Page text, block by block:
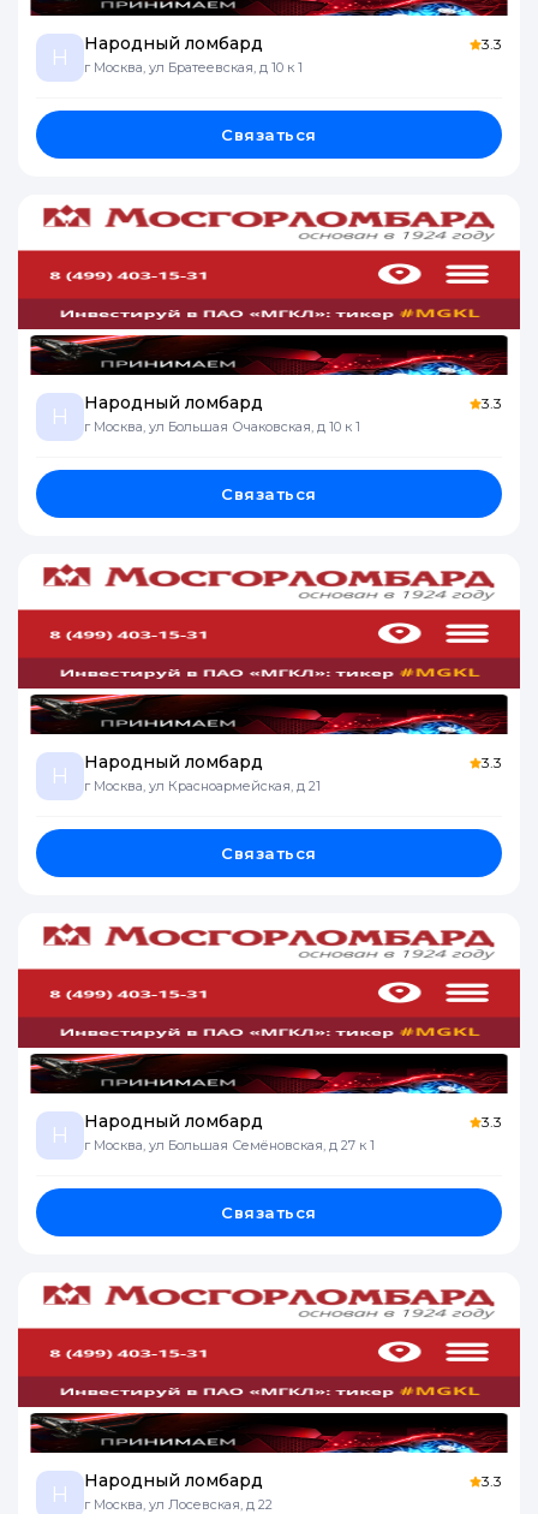
Н
Народный ломбард
г Москва, ул Братеевская, д 10 к 1
3.3
Связаться
Н
Народный ломбард
г Москва, ул Большая Очаковская, д 10 к 1
3.3
Связаться
Н
Народный ломбард
г Москва, ул Красноармейская, д 21
3.3
Связаться
Н
Народный ломбард
г Москва, ул Большая Семёновская, д 27 к 1
3.3
Связаться
Н
Народный ломбард
г Москва, ул Лосевская, д 22
3.3